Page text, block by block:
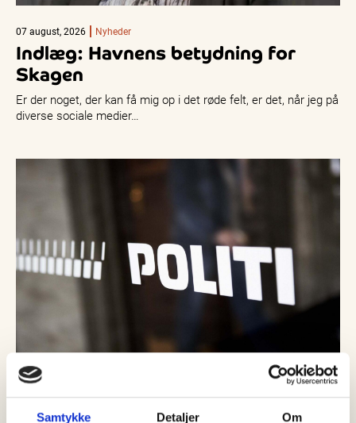
Samtykke Detaljer Om
07 august, 2026 Nyheder
Indlæg: Havnens betydning for
Skagen
Er der noget, der kan få mig op i det røde felt, er det, når jeg på
diverse sociale medier…
07 august, 2026